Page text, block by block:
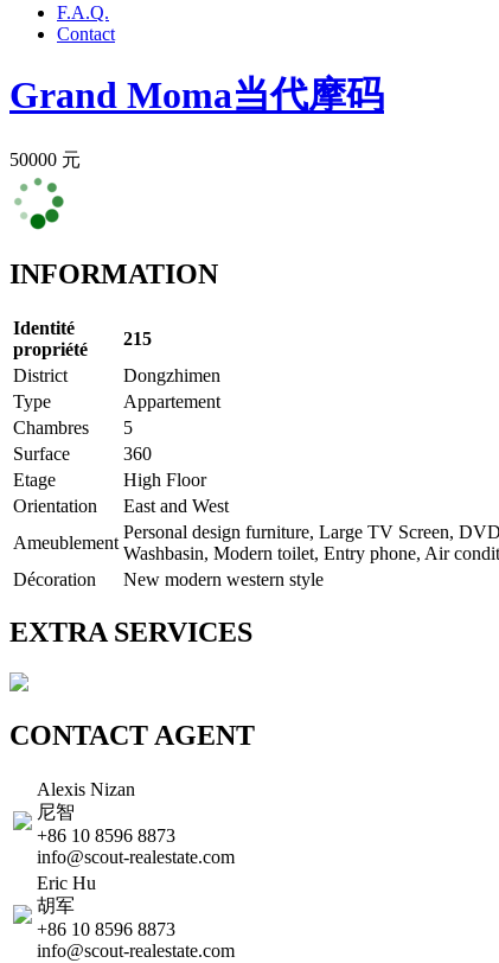
F.A.Q.
Contact
Grand Moma当代摩码
50000 元
INFORMATION
Identité
propriété
215
District
Dongzhimen
Type
Appartement
Chambres
5
Surface
360
Etage
High Floor
Orientation
East and West
Ameublement
Personal design furniture, Large TV Screen,
Washbasin, Modern toilet, Entry phone, Air
Décoration
New modern western style
EXTRA SERVICES
CONTACT AGENT
Alexis Nizan
尼智
+86 10 8596 8873
info@scout-realestate.com
Eric Hu
胡军
+86 10 8596 8873
info@scout-realestate.com